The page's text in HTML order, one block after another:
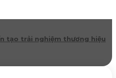
tạo trải nghiệm thương hiệu